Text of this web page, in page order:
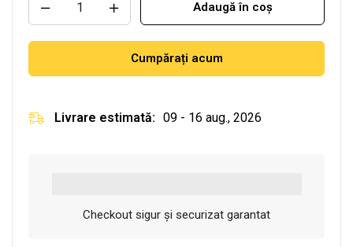
Adaugă în coș
Cumpărați acum
Livrare estimată: 09 - 16 aug., 2026
Checkout sigur și securizat garantat